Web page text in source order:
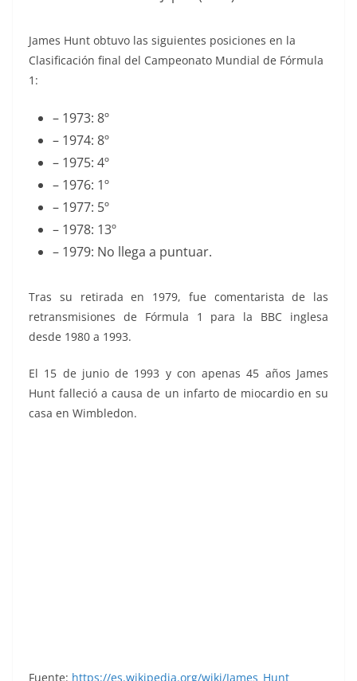
James Hunt obtuvo las siguientes posiciones en la
Clasificación final del Campeonato Mundial de Fórmula
1:
– 1973: 8º
– 1974: 8º
– 1975: 4º
– 1976: 1º
– 1977: 5º
– 1978: 13º
– 1979: No llega a puntuar.
Tras su retirada en 1979, fue comentarista de las
retransmisiones de Fórmula 1 para la BBC inglesa
desde 1980 a 1993.
El 15 de junio de 1993 y con apenas 45 años James
Hunt falleció a causa de un infarto de miocardio en su
casa en Wimbledon.
Fuente: https://es.wikipedia.org/wiki/James_Hunt